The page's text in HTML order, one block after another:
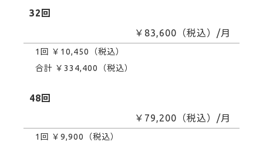
32回
￥83,600（税込）/月
1回 ￥10,450（税込）
合計 ￥334,400（税込）
48回
￥79,200（税込）/月
1回 ￥9,900（税込）